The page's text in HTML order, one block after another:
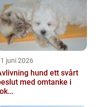
juni 2026
hund ett svårt
med omtanke i